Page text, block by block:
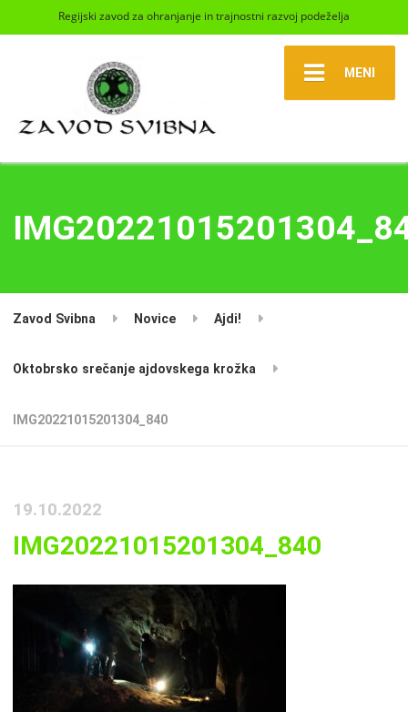
Regijski zavod za ohranjanje in trajnostni razvoj podeželja
MENI
Zavod Svibna Novice Ajdi!
Oktobrsko srečanje ajdovskega krožka
IMG20221015201304_840
19.10.2022
IMG20221015201304_840